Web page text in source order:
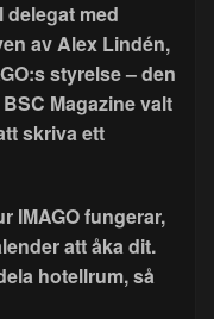
delegat med
av Alex Lindén,
styrelse – den
Magazine valt
skriva ett
IMAGO fungerar,
att åka dit.
hotellrum, så